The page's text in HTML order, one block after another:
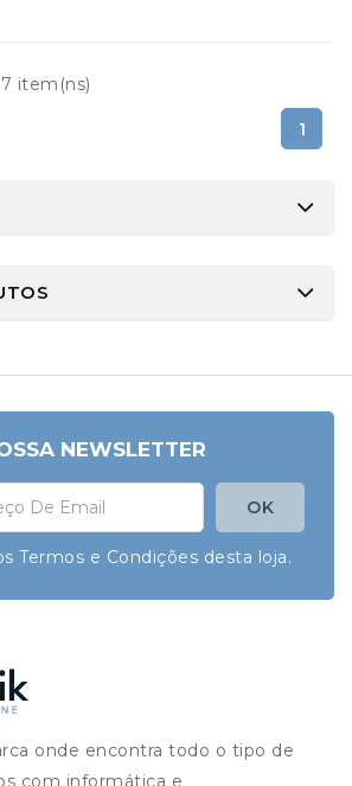
item(ns)
1
NEWSLETTER
Termos e Condições desta loja.
onde encontra todo o tipo de
com informática e